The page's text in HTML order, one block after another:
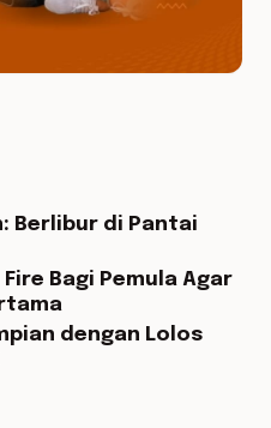
Berlibur di Pantai
Bagi Pemula Agar
dengan Lolos